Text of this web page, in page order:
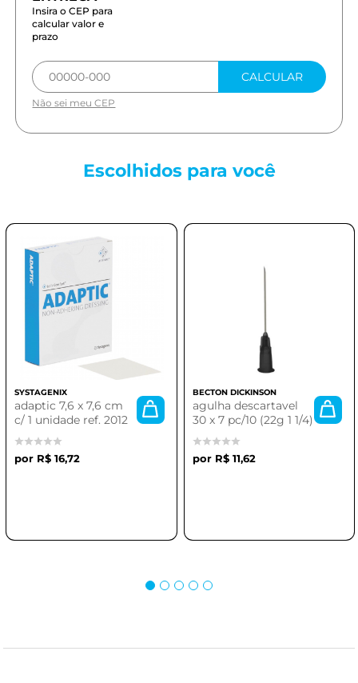
Insira o CEP para
calcular valor e
prazo
CALCULAR
Não sei meu CEP
Escolhidos para você
SYSTAGENIX
adaptic 7,6 x 7,6 cm
c/ 1 unidade ref. 2012
R$ 16,72
BECTON DICKINSON
agulha descartavel
30 x 7 pc/10 (22g 1 1/4)
R$ 11,62